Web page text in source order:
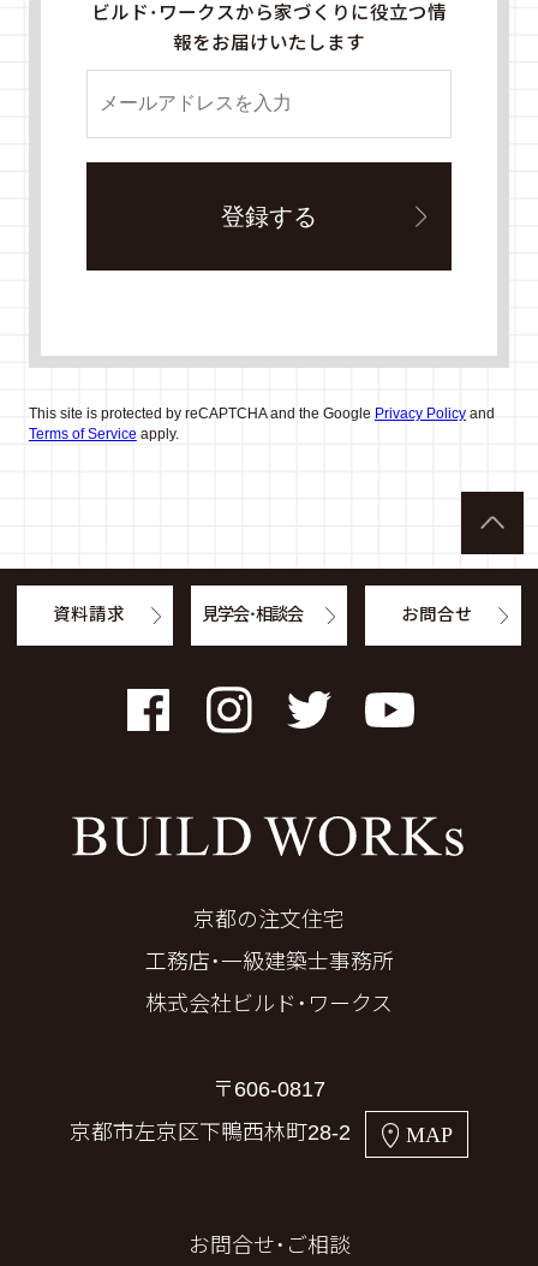
ビルド・ワークスから家づくりに役立つ情
報をお届けいたします
This site is protected by reCAPTCHA and the Google Privacy Policyand
Terms of Service apply.
FacebookInstagramTwitter YouTube
京都の注文住宅
工務店・一級建築士事務所
株式会社ビルド・ワークス
〒606-0817
京都市左京区下鴨西林町28-2
MAP
お問合せ・ご相談
資料請求 見学会・相談会 お問合せ